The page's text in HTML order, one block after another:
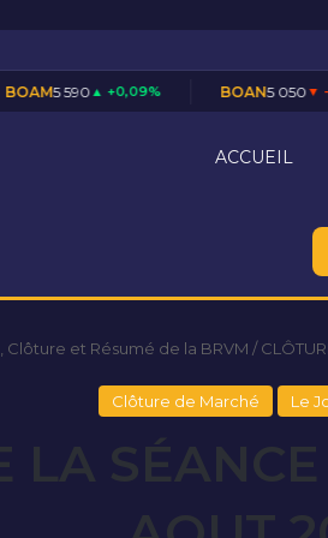
BOAN5 050 ▼ -0,49%
ACCUEIL
et Résumé de la BRVM /
Clôture de Marché Le